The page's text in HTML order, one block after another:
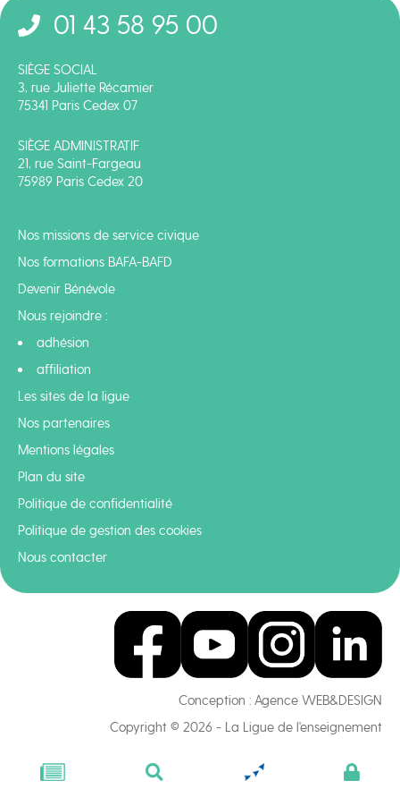
01 43 58 95 00
SIÈGE SOCIAL
3, rue Juliette Récamier
75341 Paris Cedex 07
SIÈGE ADMINISTRATIF
21, rue Saint-Fargeau
75989 Paris Cedex 20
Nos missions de service civique
Nos formations BAFA-BAFD
Devenir Bénévole
Nous rejoindre :
adhésion
affiliation
Les sites de la ligue
Nos partenaires
Mentions légales
Plan du site
Politique de confidentialité
Politique de gestion des cookies
Nous contacter
Conception : Agence WEB&DESIGN
Copyright © 2026 - La Ligue de l'enseignement